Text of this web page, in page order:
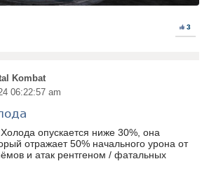
3
Kombat
06:22:57 am
опускается ниже 30%, она
отражает 50% начального урона от
и атак рентгеном / фатальных